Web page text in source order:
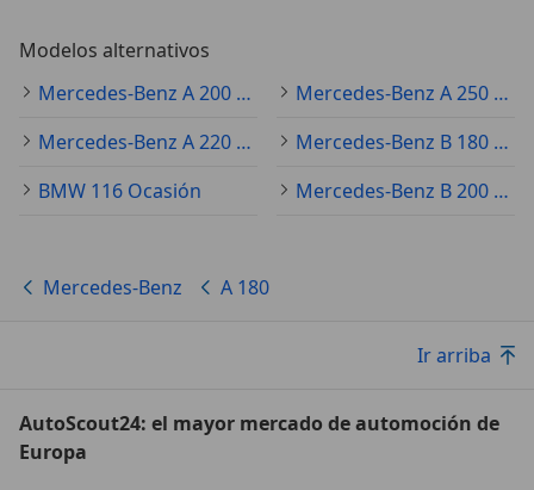
Modelos alternativos
Mercedes-Benz A 200 Ocasión
Mercedes-Benz A 250 Ocasión
Mercedes-Benz A 220 Ocasión
Mercedes-Benz B 180 Ocasión
BMW 116 Ocasión
Mercedes-Benz B 200 Ocasión
Mercedes-Benz A 180
Ir arriba
AutoScout24: el mayor mercado de automoción de
Europa